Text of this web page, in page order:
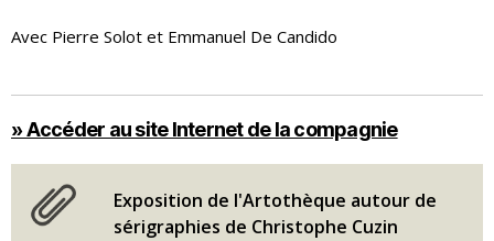
Avec Pierre Solot et Emmanuel De Candido
» Accéder au site Internet de la compagnie
Exposition de l'Artothèque autour de
sérigraphies de Christophe Cuzin